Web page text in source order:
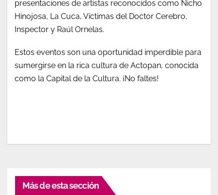
presentaciones de artistas reconocidos como Nicho
Hinojosa, La Cuca, Víctimas del Doctor Cerebro,
Inspector y Raúl Ornelas.
Estos eventos son una oportunidad imperdible para
sumergirse en la rica cultura de Actopan, conocida
como la Capital de la Cultura. ¡No faltes!
Más de esta sección